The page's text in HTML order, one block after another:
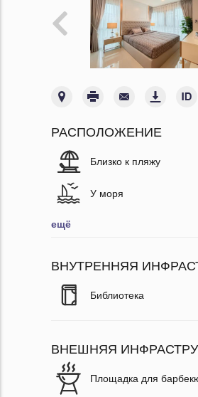
РАСПОЛОЖЕНИЕ
Близко к пляжу
У моря
ещё
ВНУТРЕННЯЯ
Библиотека
ВНЕШНЯЯ
Площадка для